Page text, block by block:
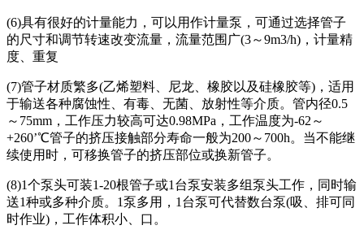
(6)具有很好的计量能力，可以用作计量泵，可通过选择管子
的尺寸和调节转速改变流量，流量范围广(3～9m3/h)，计量精
度、重复
(7)管子材质繁多(乙烯塑料、尼龙、橡胶以及硅橡胶等)，适用
于输送各种腐蚀性、有毒、无菌、放射性等介质。管内径0.5
～75mm，工作压力较高可达0.98MPa，工作温度为-62～
+260’℃管子的挤压接触部分寿命一般为200～700h。当不能继
续使用时，可移换管子的挤压部位或换新管子。
(8)1个泵头可装1-20根管子或1台泵安装多组泵头工作，同时输
送1种或多种介质。1泵多用，1台泵可代替数台泵(吸、排可同
时作业)，工作体积小、口。